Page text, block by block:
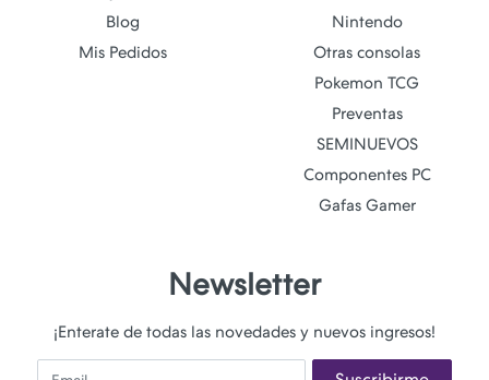
Blog
Mis Pedidos
Nintendo
Otras consolas
Pokemon TCG
Preventas
SEMINUEVOS
Componentes PC
Gafas Gamer
Newsletter
¡Enterate de todas las novedades y nuevos ingresos!
Email